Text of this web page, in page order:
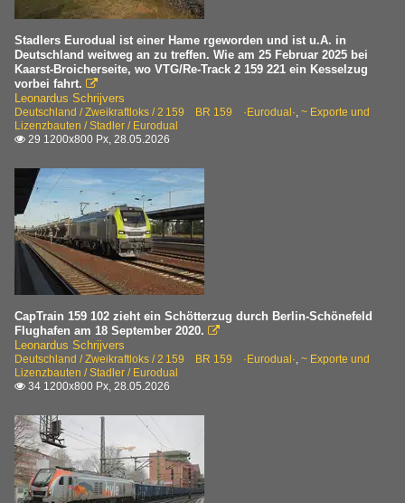
Stadlers Eurodual ist einer Hame rgeworden und ist u.A. in
Deutschland weitweg an zu treffen. Wie am 25 Februar 2025 bei
Kaarst-Broicherseite, wo VTG/Re-Track 2 159 221 ein Kesselzug
vorbei fahrt. 
Leonardus Schrijvers
Deutschland / Zweikraftloks / 2 159 BR 159 ·Eurodual·, ~ Exporte und
Lizenzbauten / Stadler / Eurodual
 29 1200x800 Px, 28.05.2026
CapTrain 159 102 zieht ein Schötterzug durch Berlin-Schönefeld
Flughafen am 18 September 2020. 
Leonardus Schrijvers
Deutschland / Zweikraftloks / 2 159 BR 159 ·Eurodual·, ~ Exporte und
Lizenzbauten / Stadler / Eurodual
 34 1200x800 Px, 28.05.2026